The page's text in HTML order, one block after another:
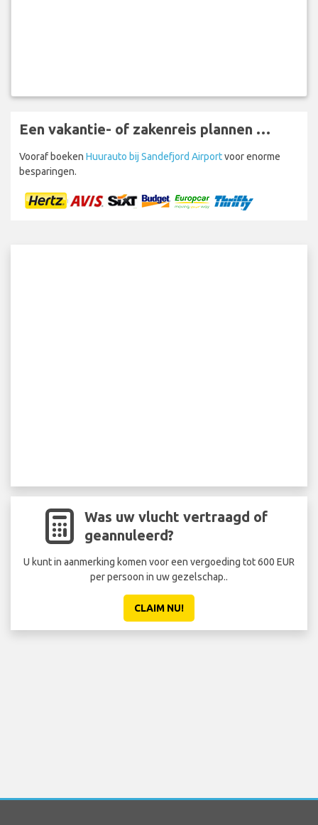
Een vakantie- of zakenreis plannen …
Vooraf boeken Huurauto bij Sandefjord Airportvoor enorme
besparingen.
Was uw vlucht vertraagd of
geannuleerd?
U kunt in aanmerking komen voor een vergoeding tot 600 EUR
per persoon in uw gezelschap..
CLAIM NU!